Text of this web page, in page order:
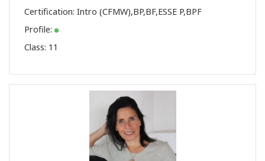
Certification: Intro (CFMW),BP,BF,ESSE P,BPF
Profile:
Class: 11